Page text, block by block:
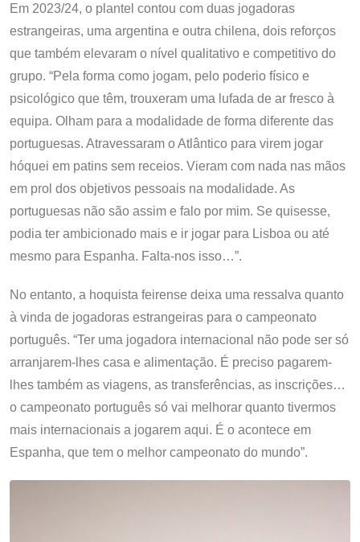
Em 2023/24, o plantel contou com duas jogadoras
estrangeiras, uma argentina e outra chilena, dois reforços
que também elevaram o nível qualitativo e competitivo do
grupo. “Pela forma como jogam, pelo poderio físico e
psicológico que têm, trouxeram uma lufada de ar fresco à
equipa. Olham para a modalidade de forma diferente das
portuguesas. Atravessaram o Atlântico para virem jogar
hóquei em patins sem receios. Vieram com nada nas mãos
em prol dos objetivos pessoais na modalidade. As
portuguesas não são assim e falo por mim. Se quisesse,
podia ter ambicionado mais e ir jogar para Lisboa ou até
mesmo para Espanha. Falta-nos isso…”.
No entanto, a hoquista feirense deixa uma ressalva quanto
à vinda de jogadoras estrangeiras para o campeonato
português. “Ter uma jogadora internacional não pode ser só
arranjarem-lhes casa e alimentação. É preciso pagarem-
lhes também as viagens, as transferências, as inscrições…
o campeonato português só vai melhorar quanto tivermos
mais internacionais a jogarem aqui. É o acontece em
Espanha, que tem o melhor campeonato do mundo”.